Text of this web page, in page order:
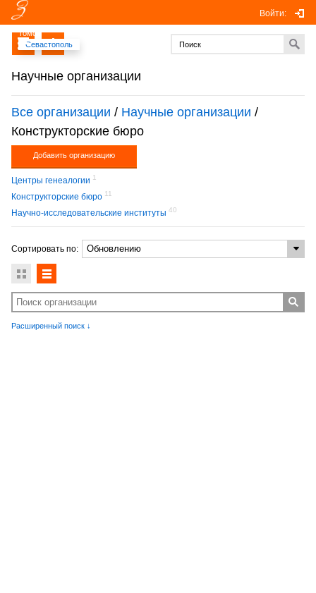
Томск
Севастополь
Научные организации
Войти:
Все организации / Научные организации /
Конструкторские бюро
Добавить организацию
Центры генеалогии 1
Конструкторские бюро 11
Научно-исследовательские институты 40
Сортировать по:
Расширенный поиск ↓